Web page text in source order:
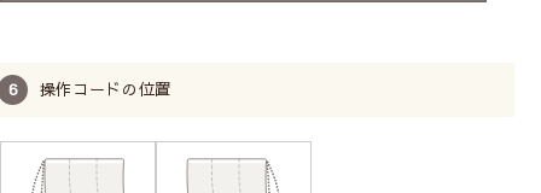
操作コードの位置